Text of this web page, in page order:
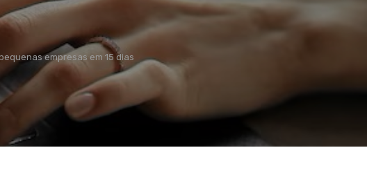
empresas em 15 dias